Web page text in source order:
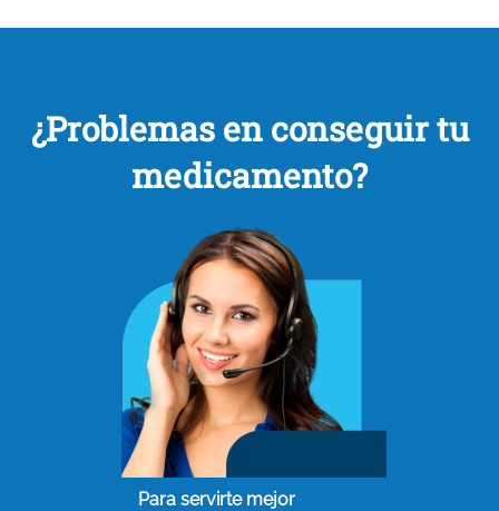
¿Problemas en conseguir tu
medicamento?
Para servirte mejor